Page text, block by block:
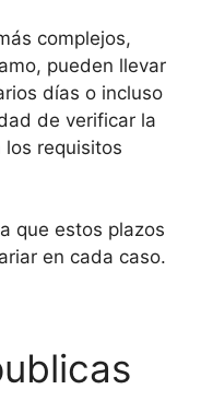
complejos,
pueden llevar
días o incluso
de verificar la
los requisitos
que estos plazos
en cada caso.